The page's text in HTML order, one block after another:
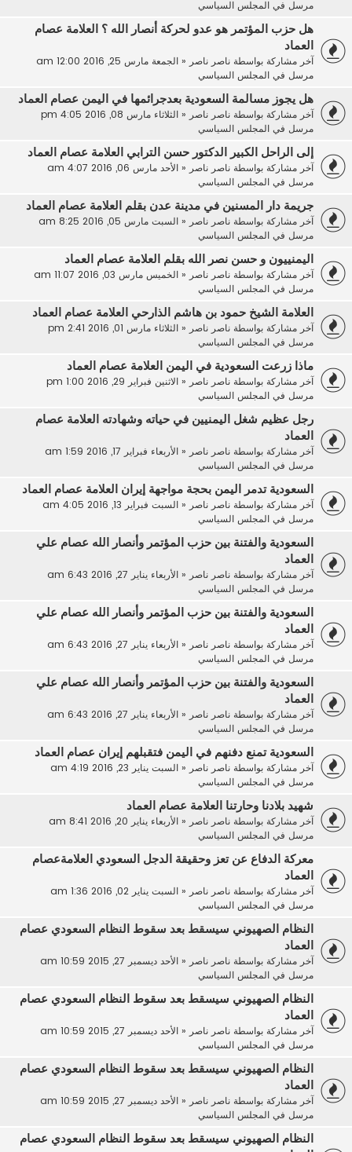
مرسل في المجلس السياسي
هل حزب المؤتمر هو عدو لحركة أنصار الله ؟ العلامة عصام
العماد
آخر مشاركة بواسطة ناصر ناصر« الجمعة مارس 25, 2016 12:00 am
مرسل في المجلس السياسي
هل يجوز مسالمة السعودية بعدجرائمها في اليمن عصام العماد
آخر مشاركة بواسطة ناصر ناصر« الثلاثاء مارس 08, 2016 4:05 pm
مرسل في المجلس السياسي
إلى الراحل الكبير الدكتور حسن الترابي العلامة عصام العماد
آخر مشاركة بواسطة ناصر ناصر« الأحد مارس 06, 2016 4:07 am
مرسل في المجلس السياسي
جريمة دار المسنين في مدينة عدن بقلم العلامة عصام العماد
آخر مشاركة بواسطة ناصر ناصر« السبت مارس 05, 2016 8:25 am
مرسل في المجلس السياسي
اليمنييون و حسن نصر الله بقلم العلامة عصام العماد
آخر مشاركة بواسطة ناصر ناصر« الخميس مارس 03, 2016 11:07 am
مرسل في المجلس السياسي
العلامة الشيخ حمود بن هاشم الذارحي العلامة عصام العماد
آخر مشاركة بواسطة ناصر ناصر« الثلاثاء مارس 01, 2016 2:41 pm
مرسل في المجلس السياسي
ماذا زرعت السعودية في اليمن العلامة عصام العماد
آخر مشاركة بواسطة ناصر ناصر« الاثنين فبراير 29, 2016 1:00 pm
مرسل في المجلس السياسي
رجل عظيم شغل اليمنيين في حياته وشهادته العلامة عصام
العماد
آخر مشاركة بواسطة ناصر ناصر« الأربعاء فبراير 17, 2016 1:59 am
مرسل في المجلس السياسي
السعودية تدمر اليمن بحجة مواجهة إيران العلامة عصام العماد
آخر مشاركة بواسطة ناصر ناصر« السبت فبراير 13, 2016 4:05 am
مرسل في المجلس السياسي
السعودية والفتنة بين حزب المؤتمر وأنصار الله عصام علي
العماد
آخر مشاركة بواسطة ناصر ناصر« الأربعاء يناير 27, 2016 6:43 am
مرسل في المجلس السياسي
السعودية والفتنة بين حزب المؤتمر وأنصار الله عصام علي
العماد
آخر مشاركة بواسطة ناصر ناصر« الأربعاء يناير 27, 2016 6:43 am
مرسل في المجلس السياسي
السعودية والفتنة بين حزب المؤتمر وأنصار الله عصام علي
العماد
آخر مشاركة بواسطة ناصر ناصر« الأربعاء يناير 27, 2016 6:43 am
مرسل في المجلس السياسي
السعودية تمنع دفنهم في اليمن فتقبلهم إيران عصام العماد
آخر مشاركة بواسطة ناصر ناصر« السبت يناير 23, 2016 4:19 am
مرسل في المجلس السياسي
شهيد بلادنا وحارتنا العلامة عصام العماد
آخر مشاركة بواسطة ناصر ناصر« الأربعاء يناير 20, 2016 8:41 am
مرسل في المجلس السياسي
معركة الدفاع عن تعز وحقيقة الدجل السعودي العلامةعصام
العماد
آخر مشاركة بواسطة ناصر ناصر« السبت يناير 02, 2016 1:36 am
مرسل في المجلس السياسي
النظام الصهيوني سيسقط بعد سقوط النظام السعودي عصام
العماد
آخر مشاركة بواسطة ناصر ناصر« الأحد ديسمبر 27, 2015 10:59 am
مرسل في المجلس السياسي
النظام الصهيوني سيسقط بعد سقوط النظام السعودي عصام
العماد
آخر مشاركة بواسطة ناصر ناصر« الأحد ديسمبر 27, 2015 10:59 am
مرسل في المجلس السياسي
النظام الصهيوني سيسقط بعد سقوط النظام السعودي عصام
العماد
آخر مشاركة بواسطة ناصر ناصر« الأحد ديسمبر 27, 2015 10:59 am
مرسل في المجلس السياسي
النظام الصهيوني سيسقط بعد سقوط النظام السعودي عصام